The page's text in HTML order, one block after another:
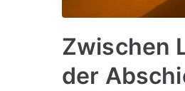
Zwischen
der